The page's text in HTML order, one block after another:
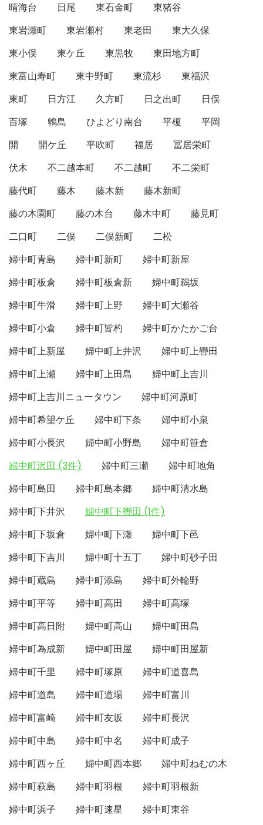
晴海台 日尾 東石金町
東猪谷
東岩瀬町
東岩瀬村 東老田
東大久保
東小俣
東ケ丘 東黒牧
東田地方町
東富山寿町
東中野町 東流杉
東福沢
東町
日方江 久方町 日之出町
日俣
百塚
鵯島 ひよどり南台 平榎
平岡
開
開ケ丘 平吹町 福居
冨居栄町
伏木
不二越本町 不二越町
不二栄町
藤代町
藤木 藤木新
藤木新町
藤の木園町
藤の木台 藤木中町
藤見町
二口町
二俣 二俣新町
二松
婦中町青島
婦中町新町
婦中町新屋
婦中町板倉
婦中町板倉新
婦中町鵜坂
婦中町牛滑
婦中町上野
婦中町大瀬谷
婦中町小倉
婦中町皆杓
婦中町かたかご台
婦中町上新屋
婦中町上井沢
婦中町上轡田
婦中町上瀬
婦中町上田島
婦中町上吉川
婦中町上吉川ニュータウン
婦中町河原町
婦中町希望ケ丘
婦中町下条
婦中町小泉
婦中町小長沢
婦中町小野島
婦中町笹倉
婦中町沢田 (3件)
婦中町三瀬
婦中町地角
婦中町島田
婦中町島本郷
婦中町清水島
婦中町下井沢
婦中町下轡田 (1件)
婦中町下坂倉
婦中町下瀬
婦中町下邑
婦中町下吉川
婦中町十五丁
婦中町砂子田
婦中町蔵島
婦中町添島
婦中町外輪野
婦中町平等
婦中町高田
婦中町高塚
婦中町高日附
婦中町高山
婦中町田島
婦中町為成新
婦中町田屋
婦中町田屋新
婦中町千里
婦中町塚原
婦中町道喜島
婦中町道島
婦中町道場
婦中町富川
婦中町富崎
婦中町友坂
婦中町長沢
婦中町中島
婦中町中名
婦中町成子
婦中町西ヶ丘
婦中町西本郷
婦中町ねむの木
婦中町萩島
婦中町羽根
婦中町羽根新
婦中町浜子
婦中町速星
婦中町東谷